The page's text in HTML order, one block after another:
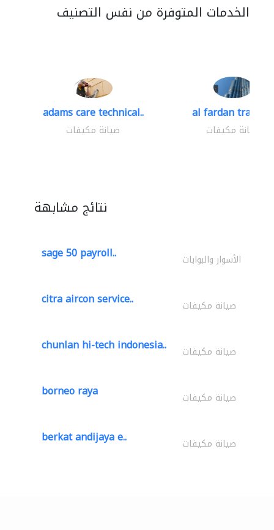
الخدمات المتوفرة من نفس التصنيف
adams care technical..
صيانة مكيفات
al fardan trading..
صيانة مكيفات
نتائج مشابهة
sage 50 payroll.. الأسوار والبوابات
citra aircon service.. صيانة مكيفات
chunlan hi-tech indonesia.. صيانة مكيفات
borneo raya صيانة مكيفات
berkat andijaya e.. صيانة مكيفات